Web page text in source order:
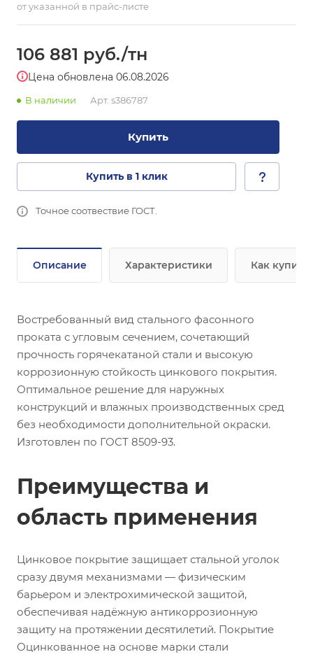
от указанной в прайс-листе
106 881 руб./тн
Цена обновлена 06.08.2026
В наличии Арт. s386787
Купить
Купить в 1 клик
Точное соотвествие ГОСТ.
Описание Характеристики Как купить
Востребованный вид стального фасонного
проката с угловым сечением, сочетающий
прочность горячекатаной стали и высокую
коррозионную стойкость цинкового покрытия.
Оптимальное решение для наружных
конструкций и влажных производственных сред
без необходимости дополнительной окраски.
Изготовлен по ГОСТ 8509-93.
Преимущества и
область применения
Цинковое покрытие защищает стальной уголок
сразу двумя механизмами — физическим
барьером и электрохимической защитой,
обеспечивая надёжную антикоррозионную
защиту на протяжении десятилетий. Покрытие
Оцинкованное на основе марки стали